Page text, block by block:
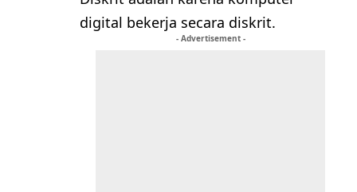
digital bekerja secara diskrit.
- Advertisement -